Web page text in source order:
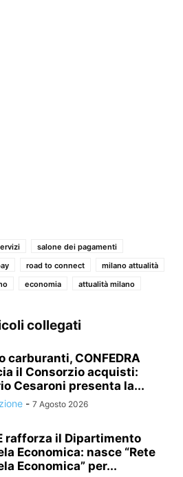
salone dei pagamenti
road to connect
milano attualità
economia attualità milano
collegati
carburanti, CONFEDRA
il Consorzio acquisti:
Cesaroni presenta la...
- 7 Agosto 2026
rafforza il Dipartimento
Economica: nasce “Rete
Economica” per...